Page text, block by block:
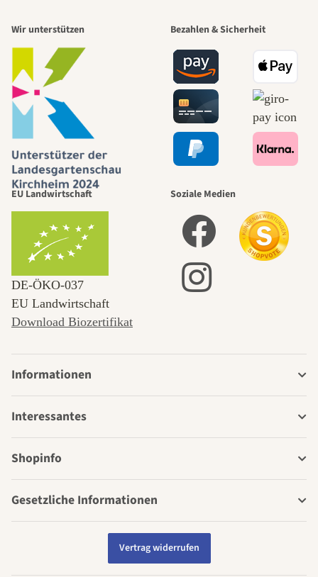
Wir unterstützen Bezahlen & Sicherheit
EU Landwirtschaft
DE‑ÖKO‑037
EU Landwirtschaft
Download Biozertifikat
Soziale Medien
Informationen
Interessantes
Shopinfo
Gesetzliche Informationen
Vertrag widerrufen